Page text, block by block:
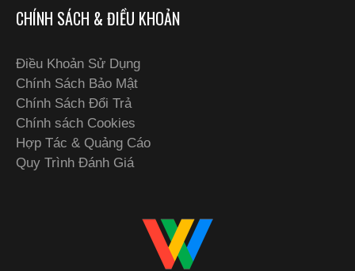
CHÍNH SÁCH & ĐIỀU KHOẢN
Điều Khoản Sử Dụng
Chính Sách Bảo Mật
Chính Sách Đổi Trả
Chính sách Cookies
Hợp Tác & Quảng Cáo
Quy Trình Đánh Giá